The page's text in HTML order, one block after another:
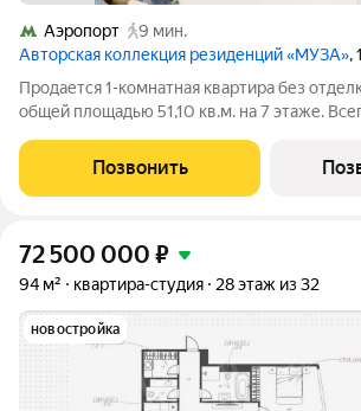
Аэропорт
9 мин.
Авторская коллекция резиденций «МУЗА»,
Продается 1-комнатная квартира без
общей площадью 51,10 кв.м. на 7 этаже.
террасами. Высота потолков от 3,5 до 4,65 м. Эксклюзивные
Позвонить
72 500 000 ₽
94 м² квартира-студия 28 этаж из 32
новостройка